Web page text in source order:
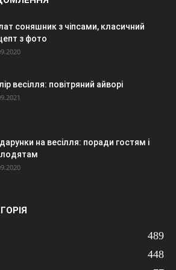
соняшник з чіпсами, класичний
з фото
весілля: повітряний айворі
на весілля: поради гостям і
489
448